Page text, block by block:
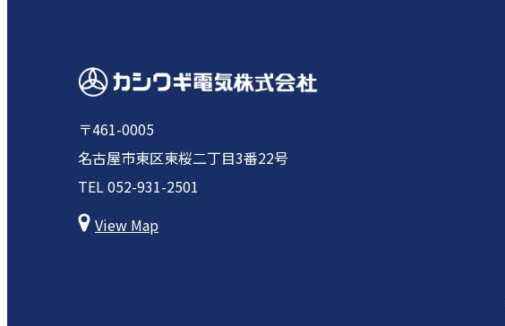
〒461-0005
名古屋市東区東桜二丁目3番22号
TEL 052-931-2501
View Map